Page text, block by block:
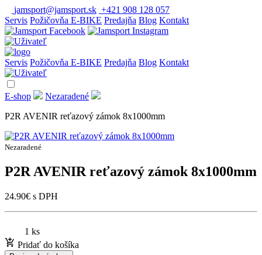
jamsport@jamsport.sk +421 908 128 057
Servis Požičovňa E-BIKE Predajňa Blog Kontakt
Servis Požičovňa E-BIKE Predajňa Blog Kontakt
E-shop
Nezaradené
P2R AVENIR reťazový zámok 8x1000mm
Nezaradené
P2R AVENIR reťazový zámok 8x1000mm
24.90€ s DPH
1 ks
Pridať do košíka